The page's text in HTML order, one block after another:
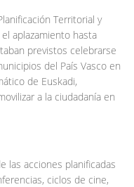
Territorial y
aplazamiento hasta
previstos celebrarse
del País Vasco en
de Euskadi,
a la ciudadanía en
las acciones planificadas
ciclos de cine,